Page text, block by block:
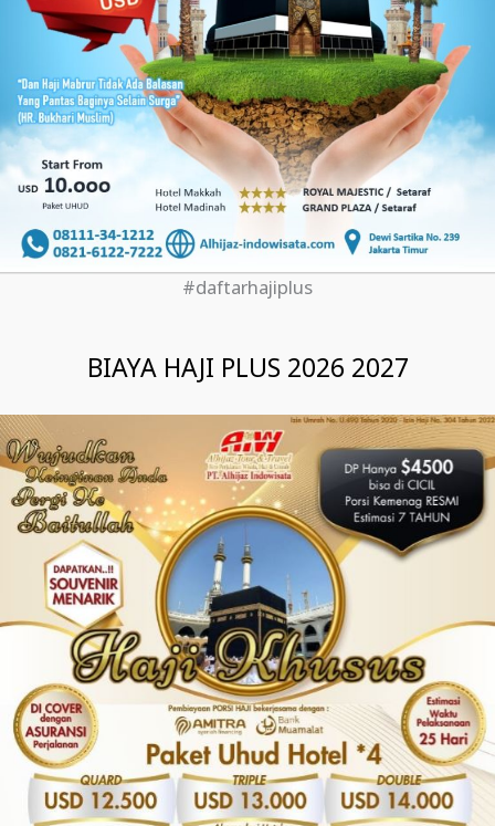
#daftarhajiplus
BIAYA HAJI PLUS 2026 2027